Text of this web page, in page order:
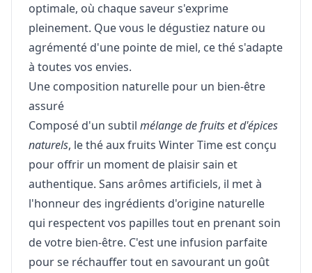
optimale, où chaque saveur s'exprime
pleinement. Que vous le dégustiez nature ou
agrémenté d'une pointe de miel, ce thé s'adapte
à toutes vos envies.
Une composition naturelle pour un bien-être
assuré
Composé d'un subtil mélange de fruits et d'épices
naturels, le thé aux fruits Winter Time est conçu
pour offrir un moment de plaisir sain et
authentique. Sans arômes artificiels, il met à
l'honneur des ingrédients d'origine naturelle
qui respectent vos papilles tout en prenant soin
de votre bien-être. C'est une infusion parfaite
pour se réchauffer tout en savourant un goût